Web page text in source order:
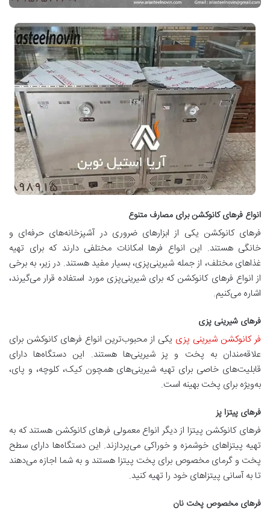
انواع فرهای کانوکشن برای مصارف متنوع
فرهای کانوکشن یکی از ابزارهای ضروری در آشپزخانه‌های حرفه‌ای و
خانگی هستند. این انواع فرها امکانات مختلفی دارند که برای تهیه
غذاهای مختلف، از جمله شیرینی‌پزی، بسیار مفید هستند. در زیر، به برخی
از انواع فرهای کانوکشن که برای شیرینی‌پزی مورد استفاده قرار می‌گیرند،
اشاره می‌کنیم.
فرهای شیرینی ‌پزی
فر کانوکشن شیرینی پزی یکی از محبوب‌ترین انواع فرهای کانوکشن برای
علاقه‌مندان به پخت و پز شیرینی‌ها هستند. این دستگاه‌ها دارای
قابلیت‌های خاصی برای تهیه شیرینی‌های همچون کیک، کلوچه، و پای،
به‌ویژه برای پخت بهینه است.
فرهای پیتزا پز
فرهای کانوکشن پیتزا از دیگر انواع معمولی فرهای کانوکشن هستند که به
تهیه پیتزاهای خوشمزه و خوراکی می‌پردازند. این دستگاه‌ها دارای سطح
پخت و گرمای مخصوص برای پخت پیتزا هستند و به شما اجازه می‌دهند
تا به آسانی پیتزاهای خود را تهیه کنید.
فرهای مخصوص پخت نان